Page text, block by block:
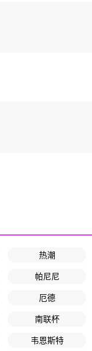
热潮
帕尼尼
厄德
南联杯
韦恩斯特